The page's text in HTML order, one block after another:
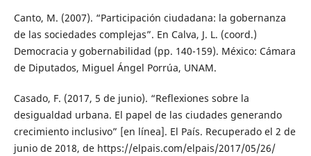
Canto, M. (2007). “Participación ciudadana: la gobernanza
de las sociedades complejas”. En Calva, J. L. (coord.)
Democracia y gobernabilidad (pp. 140-159). México: Cámara
de Diputados, Miguel Ángel Porrúa, UNAM.
Casado, F. (2017, 5 de junio). “Reflexiones sobre la
desigualdad urbana. El papel de las ciudades generando
crecimiento inclusivo” [en línea]. El País. Recuperado el 2 de
junio de 2018, de https://elpais.com/elpais/2017/05/26/